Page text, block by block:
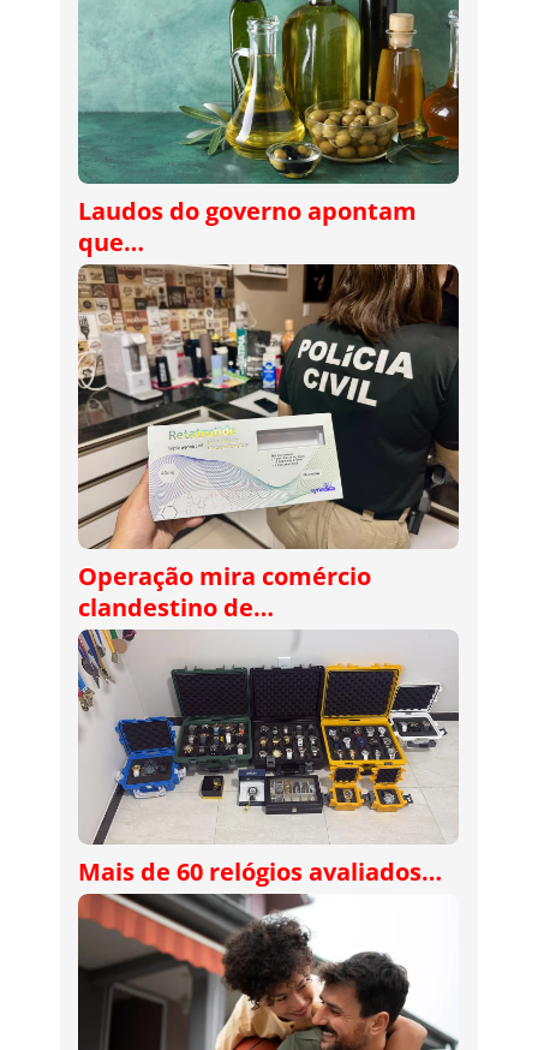
Laudos do governo apontam
que…
Operação mira comércio
clandestino de…
Mais de 60 relógios avaliados…